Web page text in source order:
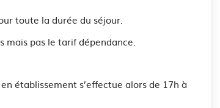
toute la durée du séjour.
mais pas le tarif dépendance.
établissement s’effectue alors de 17h à